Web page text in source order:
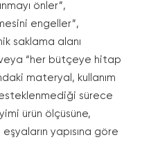
önler”,
engeller”,
saklama alanı
“her bütçeye hitap
materyal, kullanım
sürece
ürün ölçüsüne,
yapısına göre